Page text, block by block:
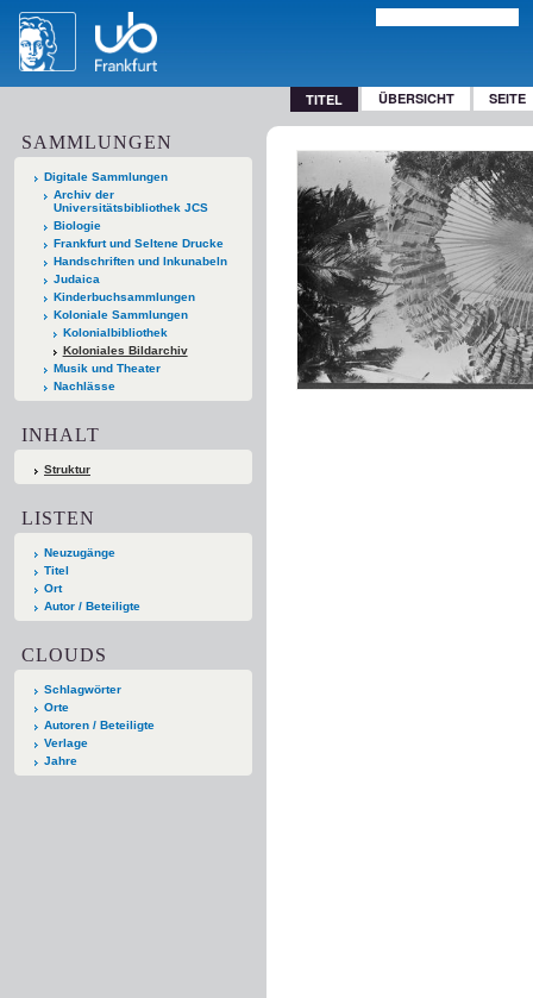
TITEL ÜBERSICHT SEITE
SAMMLUNGEN
Digitale Sammlungen
Archiv der
Universitätsbibliothek JCS
Biologie
Frankfurt und Seltene Drucke
Handschriften und Inkunabeln
Judaica
Kinderbuchsammlungen
Koloniale Sammlungen
Kolonialbibliothek
Koloniales Bildarchiv
Musik und Theater
Nachlässe
INHALT
Struktur
LISTEN
Neuzugänge
Titel
Ort
Autor / Beteiligte
CLOUDS
Schlagwörter
Orte
Autoren / Beteiligte
Verlage
Jahre